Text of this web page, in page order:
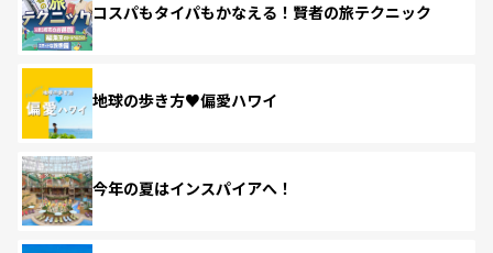
コスパもタイパもかなえる！賢者の旅テクニック
地球の歩き方♥偏愛ハワイ
今年の夏はインスパイアへ！